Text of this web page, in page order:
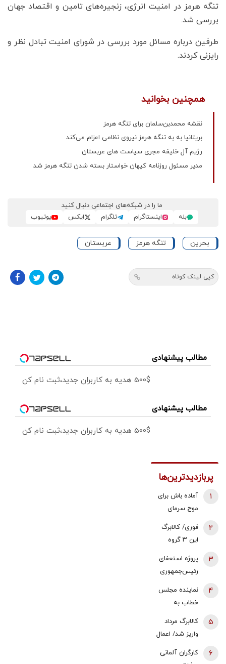
تنگه هرمز در امنیت انرژی، زنجیره‌های تامین و اقتصاد جهان
بررسی شد.
طرفین درباره مسائل مورد بررسی در شورای امنیت تبادل نظر و
رایزنی کردند.
همچنین بخوانید
نقشه محمدبن‌سلمان برای تنگه هرمز
بریتانیا به به تنگه هرمز نیروی نظامی اعزام می‌کند
رژیم آل خلیفه مجری سیاست های عربستان
مدیر مسئول روزنامه کیهان خواستار بسته شدن تنگه هرمز شد
ما را در شبکه‌های اجتماعی دنبال کنید
بله
اینستاگرام تلگرام ایکس یوتیوب
بحرین تنگه هرمز عربستان
کپی لینک کوتاه
مطالب پیشنهادی
500$ هدیه به کاربران جدید،ثبت نام کن
مطالب پیشنهادی
500$ هدیه به کاربران جدید،ثبت نام کن
پربازدیدترین‌ها
آماده باش برای
موج سرمای
شدید/ مردم
دنبال سوخت
1
فوری/ کالابرگ
این ۳ گروه
2
پروژه استعفای
رئیس‌جمهوری
سعید جلیلی را
به ریاست
پاستور بگمارند
3
نماینده مجلس
خطاب به
بقایی: شما
سخن‌نگو!
4
کالابرگ مرداد
واریز شد/ اعمال
تغییرات جدید
5
کارگران آلمانی
6